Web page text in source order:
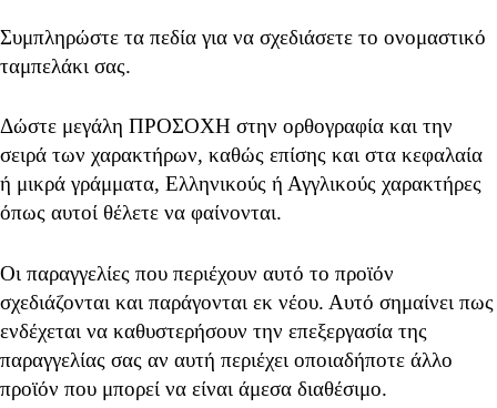
Συμπληρώστε τα πεδία για να σχεδιάσετε το ονομαστικό
ταμπελάκι σας.
Δώστε μεγάλη ΠΡΟΣΟΧΗ στην ορθογραφία και την
σειρά των χαρακτήρων, καθώς επίσης και στα κεφαλαία
ή μικρά γράμματα, Ελληνικούς ή Αγγλικούς χαρακτήρες
όπως αυτοί θέλετε να φαίνονται.
Οι παραγγελίες που περιέχουν αυτό το προϊόν
σχεδιάζονται και παράγονται εκ νέου. Αυτό σημαίνει πως
ενδέχεται να καθυστερήσουν την επεξεργασία της
παραγγελίας σας αν αυτή περιέχει οποιαδήποτε άλλο
προϊόν που μπορεί να είναι άμεσα διαθέσιμο.